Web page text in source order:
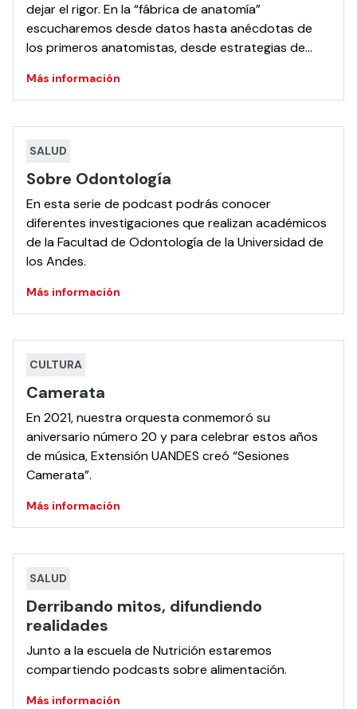
dejar el rigor. En la “fábrica de anatomía”
escucharemos desde datos hasta anécdotas de
los primeros anatomistas, desde estrategias de
disciplina.
Más información
SALUD
Sobre Odontología
En esta serie de podcast podrás conocer
diferentes investigaciones que realizan académicos
de la Facultad de Odontología de la Universidad de
los Andes.
Más información
CULTURA
Camerata
En 2021, nuestra orquesta conmemoró su
aniversario número 20 y para celebrar estos años
de música, Extensión UANDES creó “Sesiones
Camerata”.
Más información
SALUD
Derribando mitos, difundiendo
realidades
Junto a la escuela de Nutrición estaremos
compartiendo podcasts sobre alimentación.
Más información